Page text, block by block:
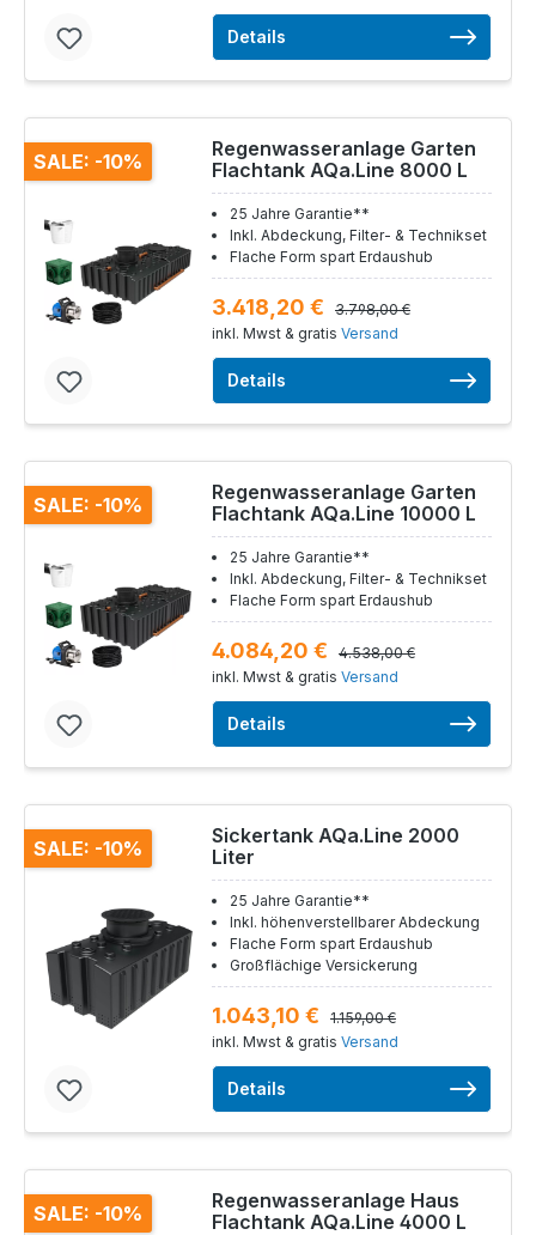
Details
SALE: -10%
Regenwasseranlage Garten
Flachtank AQa.Line 8000 L
25 Jahre Garantie**
Inkl. Abdeckung, Filter- & Technikset
Flache Form spart Erdaushub
3.418,20 €
3.798,00 €
inkl. Mwst & gratis Versand
Details
SALE: -10%
Regenwasseranlage Garten
Flachtank AQa.Line 10000 L
25 Jahre Garantie**
Inkl. Abdeckung, Filter- & Technikset
Flache Form spart Erdaushub
4.084,20 €
4.538,00 €
inkl. Mwst & gratis Versand
Details
SALE: -10%
Sickertank AQa.Line 2000
Liter
25 Jahre Garantie**
Inkl. höhenverstellbarer Abdeckung
Flache Form spart Erdaushub
Großflächige Versickerung
1.043,10 €
1.159,00 €
inkl. Mwst & gratis Versand
Details
SALE: -10%
Regenwasseranlage Haus
Flachtank AQa.Line 4000 L